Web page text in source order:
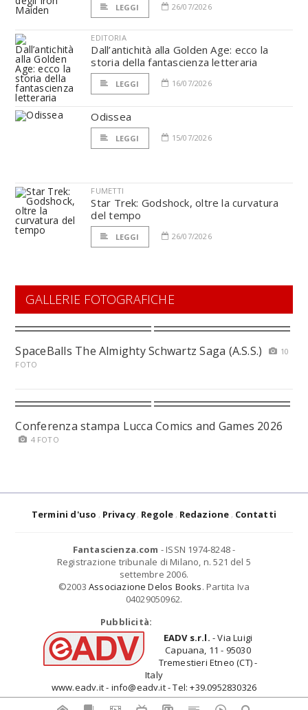
LEGGI 26/07/2026
EDITORIA
Dall’antichità alla Golden Age: ecco la
storia della fantascienza letteraria
LEGGI 16/07/2026
Odissea
LEGGI 15/07/2026
FUMETTI
Star Trek: Godshock, oltre la curvatura
del tempo
LEGGI 26/07/2026
GALLERIE FOTOGRAFICHE
SpaceBalls The Almighty Schwartz Saga (A.S.S.)
10
FOTO
Conferenza stampa Lucca Comics and Games 2026
4 FOTO
Termini d'uso Privacy Regole Redazione Contatti
Fantascienza.com - ISSN 1974-8248 -
Registrazione tribunale di Milano, n. 521 del 5
settembre 2006.
©2003 Associazione Delos Books. Partita Iva
04029050962.
Pubblicità:
EADV s.r.l. - Via Luigi
Capuana, 11 - 95030
Tremestieri Etneo (CT) -
Italy
www.eadv.it - info@eadv.it - Tel: +39.0952830326